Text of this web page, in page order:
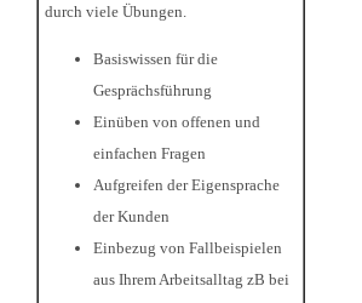
durch viele Übungen.
Basiswissen für die
Gesprächsführung
Einüben von offenen und
einfachen Fragen
Aufgreifen der Eigensprache
der Kunden
Einbezug von Fallbeispielen
aus Ihrem Arbeitsalltag zB bei